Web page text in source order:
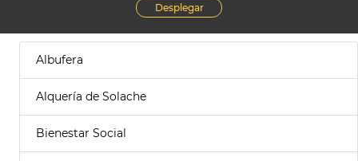
Desplegar
Albufera
Alquería de Solache
Bienestar Social